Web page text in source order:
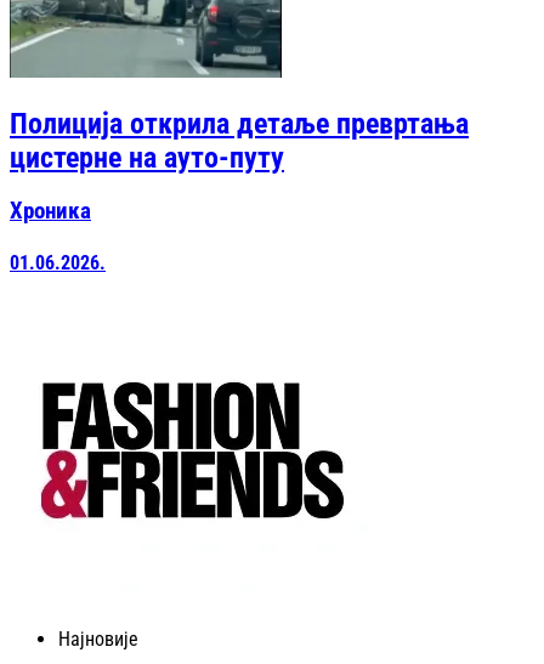
Полиција открила детаље превртања
цистерне на ауто-путу
Хроника
01.06.2026.
Најновије